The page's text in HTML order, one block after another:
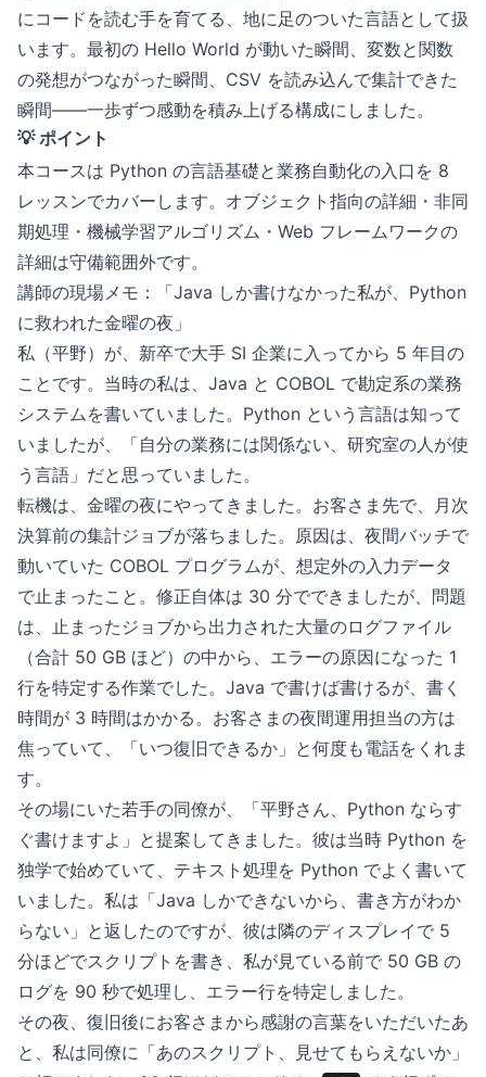
にコードを読む手を育てる、地に足のついた言語として扱
います。最初の Hello World が動いた瞬間、変数と関数
の発想がつながった瞬間、CSV を読み込んで集計できた
瞬間——一歩ずつ感動を積み上げる構成にしました。
💡 ポイント
本コースは Python の言語基礎と業務自動化の入口を 8
レッスンでカバーします。オブジェクト指向の詳細・非同
期処理・機械学習アルゴリズム・Web フレームワークの
詳細は守備範囲外です。
講師の現場メモ：「Java しか書けなかった私が、Python
に救われた金曜の夜」
私（平野）が、新卒で大手 SI 企業に入ってから 5 年目の
ことです。当時の私は、Java と COBOL で勘定系の業務
システムを書いていました。Python という言語は知って
いましたが、「自分の業務には関係ない、研究室の人が使
う言語」だと思っていました。
転機は、金曜の夜にやってきました。お客さま先で、月次
決算前の集計ジョブが落ちました。原因は、夜間バッチで
動いていた COBOL プログラムが、想定外の入力データ
で止まったこと。修正自体は 30 分でできましたが、問題
は、止まったジョブから出力された大量のログファイル
（合計 50 GB ほど）の中から、エラーの原因になった 1
行を特定する作業でした。Java で書けば書けるが、書く
時間が 3 時間はかかる。お客さまの夜間運用担当の方は
焦っていて、「いつ復旧できるか」と何度も電話をくれま
す。
その場にいた若手の同僚が、「平野さん、Python ならす
ぐ書けますよ」と提案してきました。彼は当時 Python を
独学で始めていて、テキスト処理を Python でよく書いて
いました。私は「Java しかできないから、書き方がわか
らない」と返したのですが、彼は隣のディスプレイで 5
分ほどでスクリプトを書き、私が見ている前で 50 GB の
ログを 90 秒で処理し、エラー行を特定しました。
その夜、復旧後にお客さまから感謝の言葉をいただいたあ
と、私は同僚に「あのスクリプト、見せてもらえないか」